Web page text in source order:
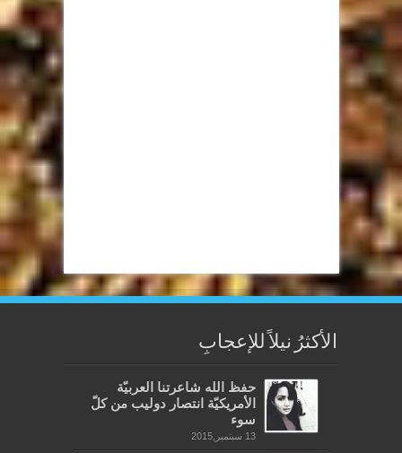
الأكثرُ نيلاً للإعجابِ
حفظ الله شاعرتنا العربيّة
الأمريكيّة انتصار دوليب من كلّ
سوء
13 سبتمبر,2015